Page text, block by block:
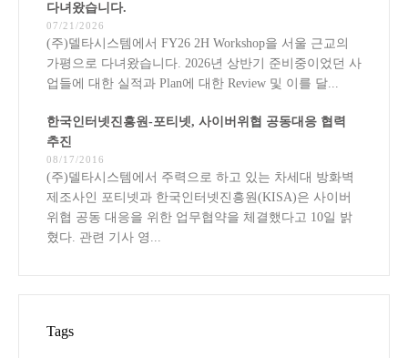
다녀왔습니다.
07/21/2026
(주)델타시스템에서 FY26 2H Workshop을 서울 근교의
가평으로 다녀왔습니다. 2026년 상반기 준비중이었던 사
업들에 대한 실적과 Plan에 대한 Review 및 이를 달...
한국인터넷진흥원-포티넷, 사이버위협 공동대응 협력
추진
08/17/2016
(주)델타시스템에서 주력으로 하고 있는 차세대 방화벽
제조사인 포티넷과 한국인터넷진흥원(KISA)은 사이버
위협 공동 대응을 위한 업무협약을 체결했다고 10일 밝
혔다. 관련 기사 영...
Tags